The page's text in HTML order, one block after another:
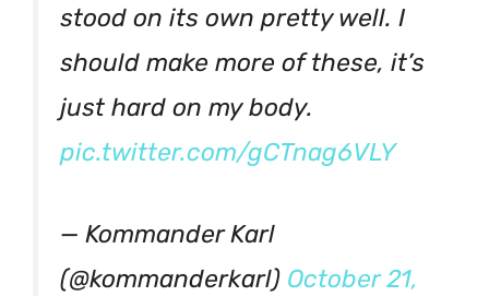
stood on its own pretty well. I
should make more of these, it’s
just hard on my body.
pic.twitter.com/gCTnag6VLY
— Kommander Karl
(@kommanderkarl) October 21,